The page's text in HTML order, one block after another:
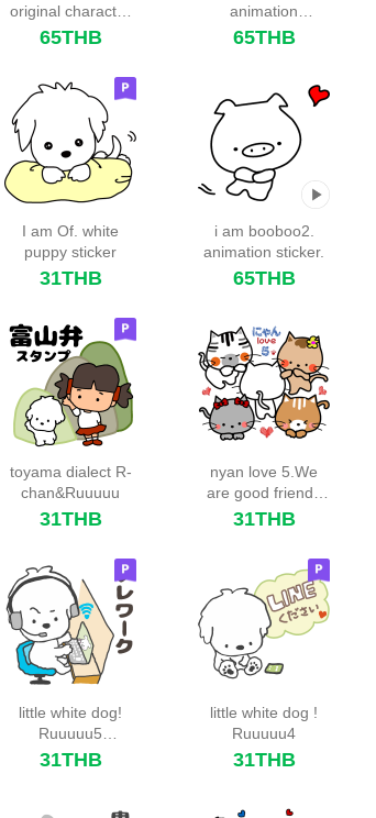
original character
All set.
65THB
animation
sticker.50th.
65THB
I am Of. white
puppy sticker
31THB
i am booboo2.
animation sticker.
65THB
toyama dialect R-
chan&Ruuuuu
31THB
nyan love 5.We
are good friends
cats.
31THB
little white dog!
Ruuuuu5
Everyday life.
31THB
little white dog !
Ruuuuu4
31THB